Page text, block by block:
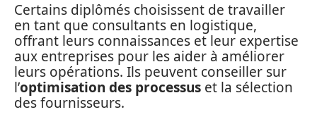
Certains diplômés choisissent de travailler
en tant que consultants en logistique,
offrant leurs connaissances et leur expertise
aux entreprises pour les aider à améliorer
leurs opérations. Ils peuvent conseiller sur
l’optimisation des processus et la sélection
des fournisseurs.